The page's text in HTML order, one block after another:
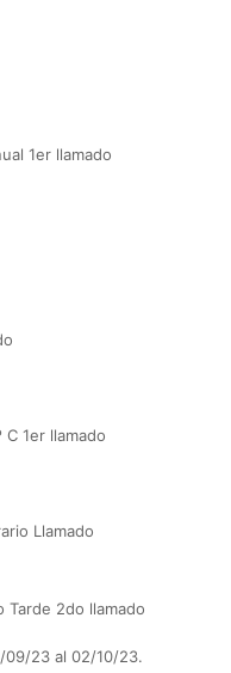
1er llamado
C 1er llamado
Llamado
Tarde 2do llamado
09/23 al 02/10/23.